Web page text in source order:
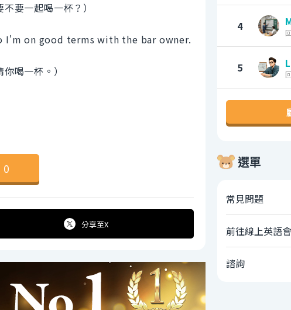
要一起喝一杯？）
I'm on good terms with the bar owner.
喝一杯。）
0
分享至X
4
5
選單
常見問題
前往線上英語
諮詢